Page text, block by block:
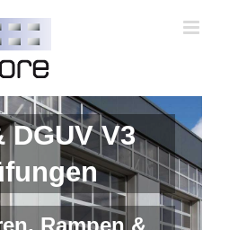
DGUV V3
Rampen &